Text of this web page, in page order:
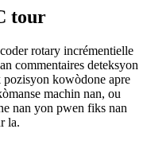
tour
rotary incrémentielle
commentaires deteksyon
kowòdone apre
machin nan, ou
nan yon pwen fiks nan
la.